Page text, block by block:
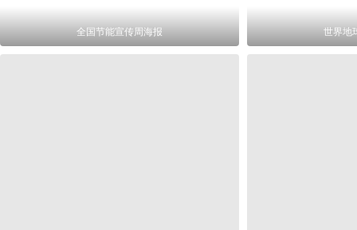
全国节能宣传周海报 世界地